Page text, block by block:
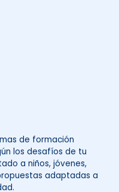
de formación
los desafíos de tu
a niños, jóvenes,
adaptadas a